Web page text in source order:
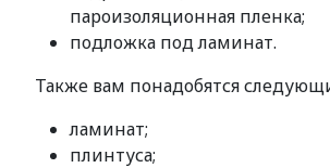
пароизоляционная пленка;
подложка под ламинат.
Также вам понадобятся
ламинат;
плинтуса;